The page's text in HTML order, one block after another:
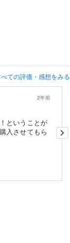
ての評価・感想をみる
2年前
ということが
入させてもら